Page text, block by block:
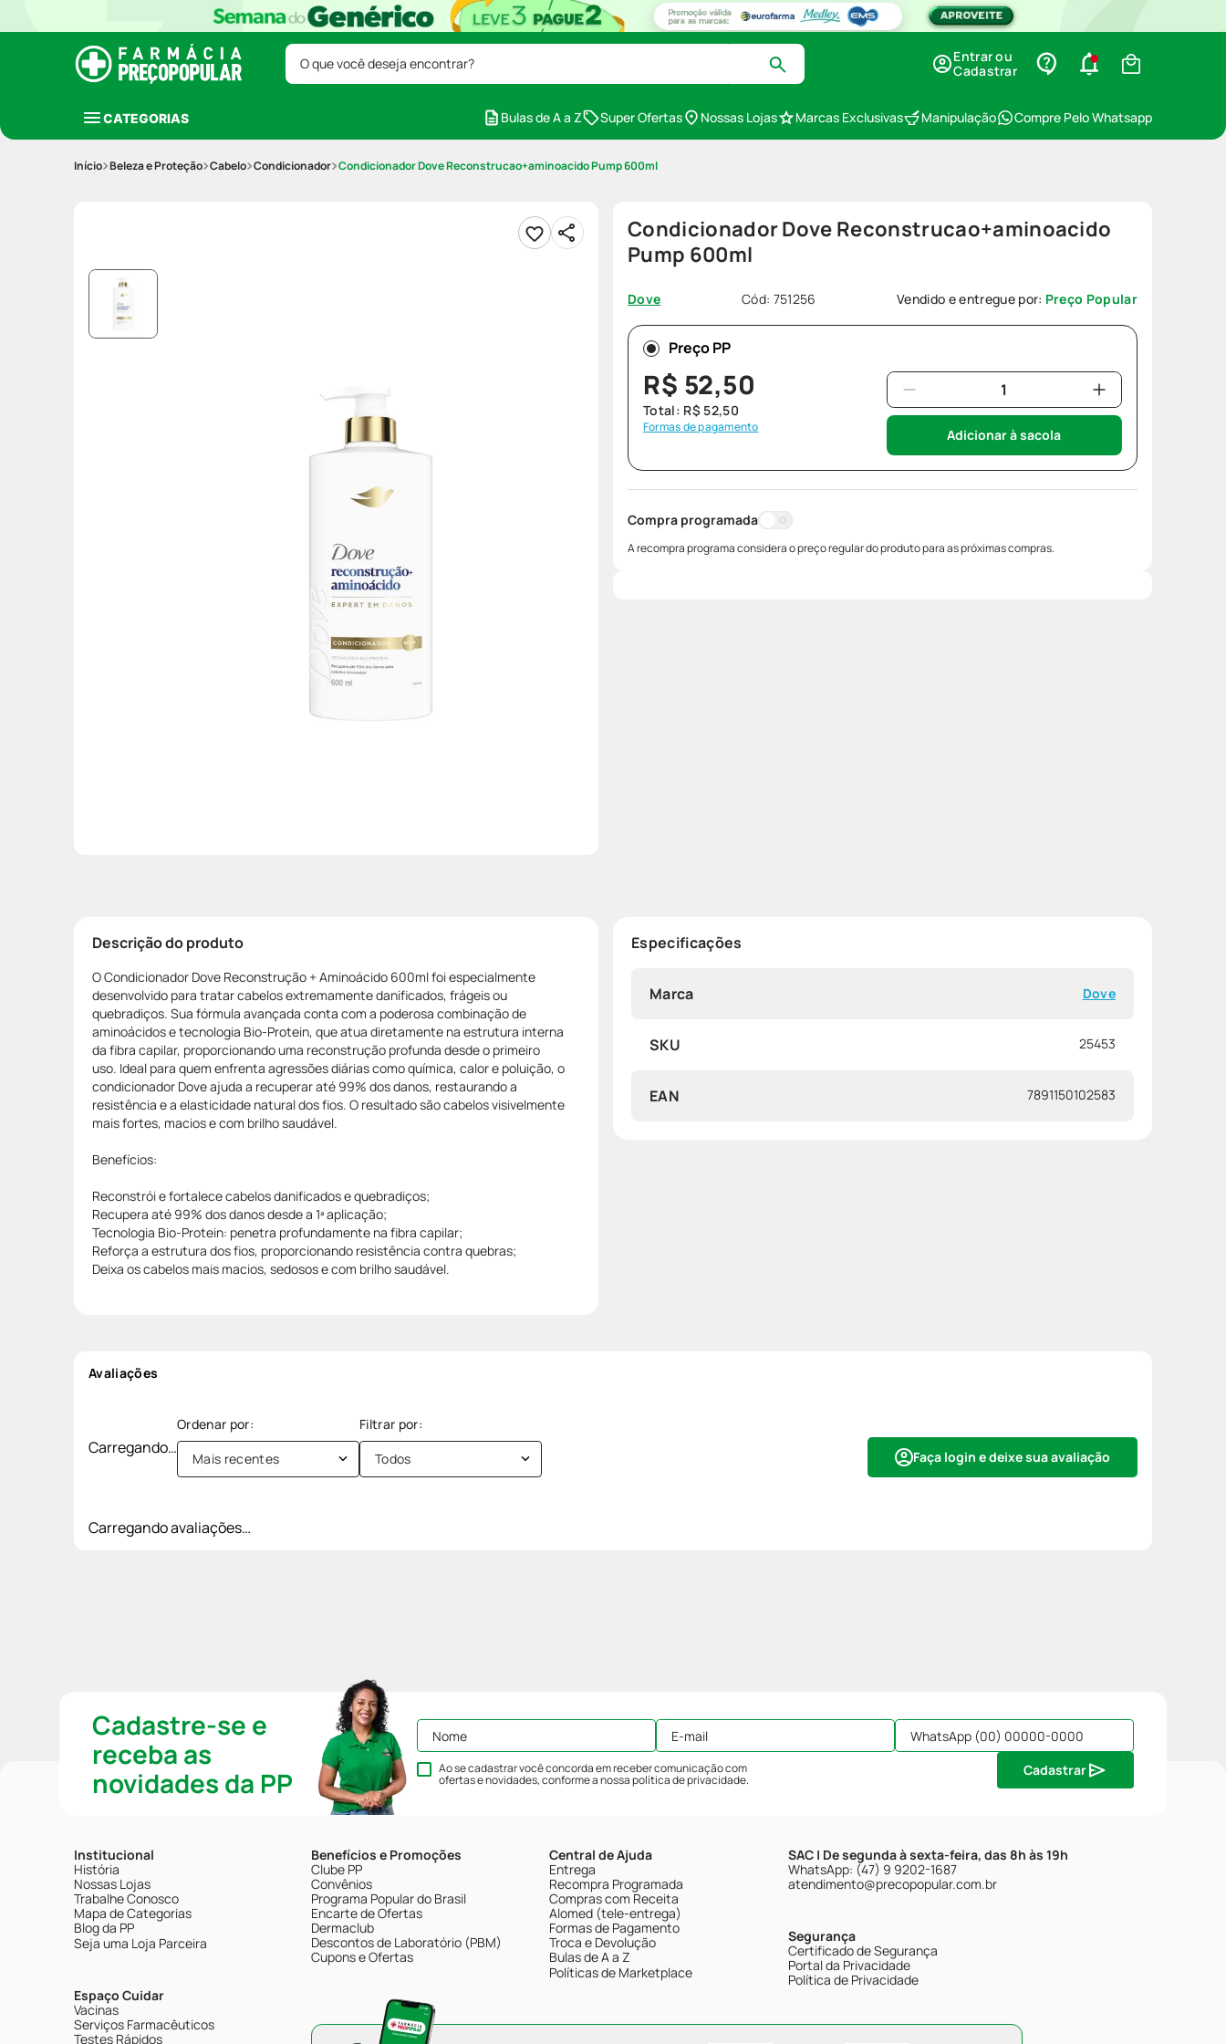
O que você deseja encontrar?
Entrar ou
Cadastrar
CATEGORIAS Bulas de A a Z Super Ofertas Nossas Lojas Marcas Exclusivas Manipulação Compre Pelo Whatsapp
Beleza e Proteção Cabelo Condicionador Condicionador Dove Reconstrucao+aminoacido Pump 600ml
Condicionador Dove Reconstrucao+aminoacido
Pump 600ml
Dove Cód: 751256 Vendido e entregue por: Preço Popular
Preço PP
R$ 52,50
Total: R$ 52,50
Formas de pagamento Adicionar à sacola
Compra programada
A recompra programa considera o preço regular do produto para as próximas compras.
Descrição do produto
O Condicionador Dove Reconstrução + Aminoácido 600ml foi especialmente
desenvolvido para tratar cabelos extremamente danificados, frágeis ou
quebradiços. Sua fórmula avançada conta com a poderosa combinação de
aminoácidos e tecnologia Bio-Protein, que atua diretamente na estrutura interna
da fibra capilar, proporcionando uma reconstrução profunda desde o primeiro
uso. Ideal para quem enfrenta agressões diárias como química, calor e poluição, o
condicionador Dove ajuda a recuperar até 99% dos danos, restaurando a
resistência e a elasticidade natural dos fios. O resultado são cabelos visivelmente
mais fortes, macios e com brilho saudável.
Benefícios:
Reconstrói e fortalece cabelos danificados e quebradiços;
Recupera até 99% dos danos desde a 1ª aplicação;
Tecnologia Bio-Protein: penetra profundamente na fibra capilar;
Reforça a estrutura dos fios, proporcionando resistência contra quebras;
Deixa os cabelos mais macios, sedosos e com brilho saudável.
Especificações
Marca Dove
SKU 25453
EAN 7891150102583
Avaliações
Carregando… Faça login e deixe sua avaliação
Mais recentes Todos
Carregando avaliações…
Cadastre-se e
receba as
novidades da PP
Ao se cadastrar você concorda em receber comunicação com
ofertas e novidades, conforme a nossapolítica de privacidade.
Cadastrar
Institucional
História
Nossas Lojas
Trabalhe Conosco
Mapa de Categorias
Blog da PP
Seja uma Loja Parceira
Espaço Cuidar
Vacinas
Serviços Farmacêuticos
Testes Rápidos
Benefícios e Promoções
Clube PP
Convênios
Programa Popular do Brasil
Encarte de Ofertas
Dermaclub
Descontos de Laboratório (PBM)
Cupons e Ofertas
Central de Ajuda
Entrega
Recompra Programada
Compras com Receita
Alomed (tele-entrega)
Formas de Pagamento
Troca e Devolução
Bulas de A a Z
Políticas de Marketplace
SAC | De segunda à sexta-feira, das 8h às 19h
WhatsApp: (47) 9 9202-1687
atendimento@precopopular.com.br
Segurança
Certificado de Segurança
Portal da Privacidade
Política de Privacidade